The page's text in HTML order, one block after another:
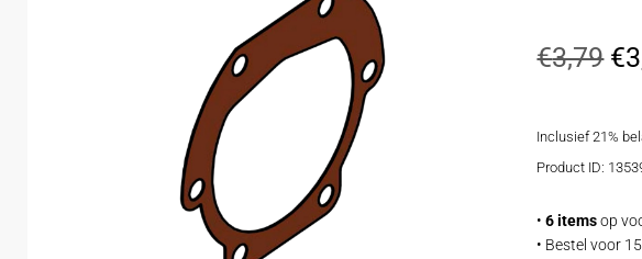
€3,79 €
Inclusief 21%
Product ID:
•6 itemsop
• Bestel voor